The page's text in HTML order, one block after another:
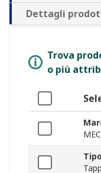
Dettagli
Trova
o più
MEC